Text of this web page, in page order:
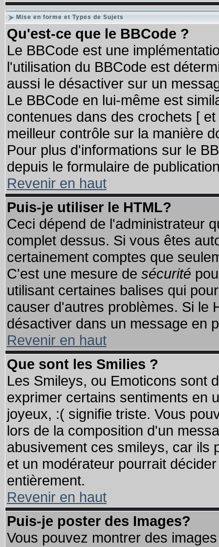
Mise en forme et Types de Sujets
Qu'est-ce que le BBCode ?
Le BBCode est une
l'utilisation du BBCode est
aussi le désactiver sur un
Le BBCode en lui-même est
contenues dans des crochets [
meilleur contrôle sur la manière
Pour plus d'informations sur le
depuis le formulaire de
Revenir en haut
Puis-je utiliser le HTML?
Ceci dépend de l'administrateur
complet dessus. Si vous êtes
certainement comptes que
C'est une mesure de sécurité
utilisant certaines balises qui
causer d'autres problèmes. Si le
désactiver dans un message en
Revenir en haut
Que sont les Smilies ?
Les Smileys, ou Emoticons sont
exprimer certains sentiments en
joyeux, :( signifie triste. Vous
lors de la composition d'un
abusivement ces smileys, car ils
et un modérateur pourrait
entièrement.
Revenir en haut
Puis-je poster des Images?
Vous pouvez montrer des